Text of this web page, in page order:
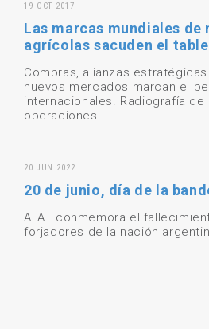
19 OCT 2017
Las marcas mundiales de
agrícolas sacuden el
Compras, alianzas
nuevos mercados marcan el
internacionales. Radiografía de
operaciones.
20 JUN 2022
20 de junio, día de la
AFAT conmemora el
forjadores de la nación